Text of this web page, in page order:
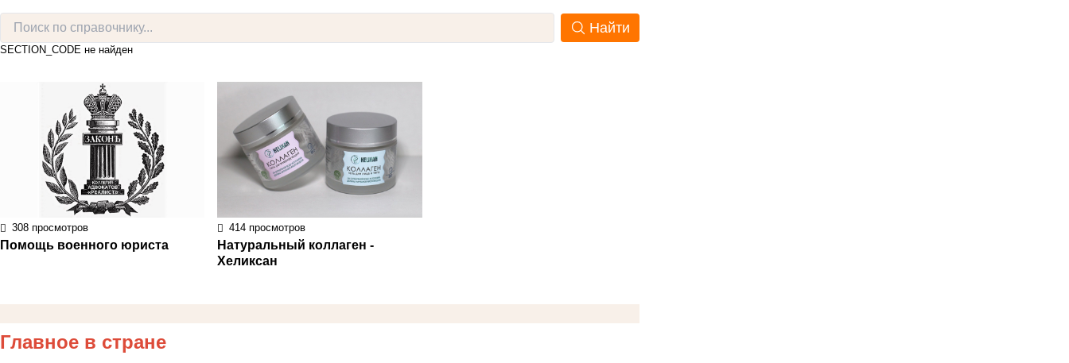
Найти
SECTION_CODE не найден
308 просмотров
Помощь военного юриста
414 просмотров
Натуральный коллаген -
Хеликсан
Главное в стране